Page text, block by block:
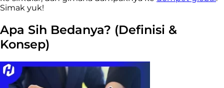
Simak yuk!
Apa Sih Bedanya? (Definisi &
Konsep)